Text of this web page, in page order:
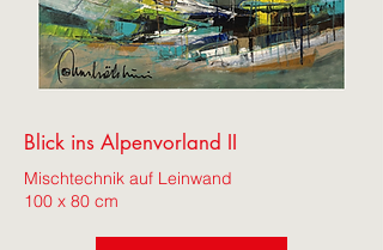
Blick ins Alpenvorland II
Mischtechnik auf Leinwand
100 x 80 cm